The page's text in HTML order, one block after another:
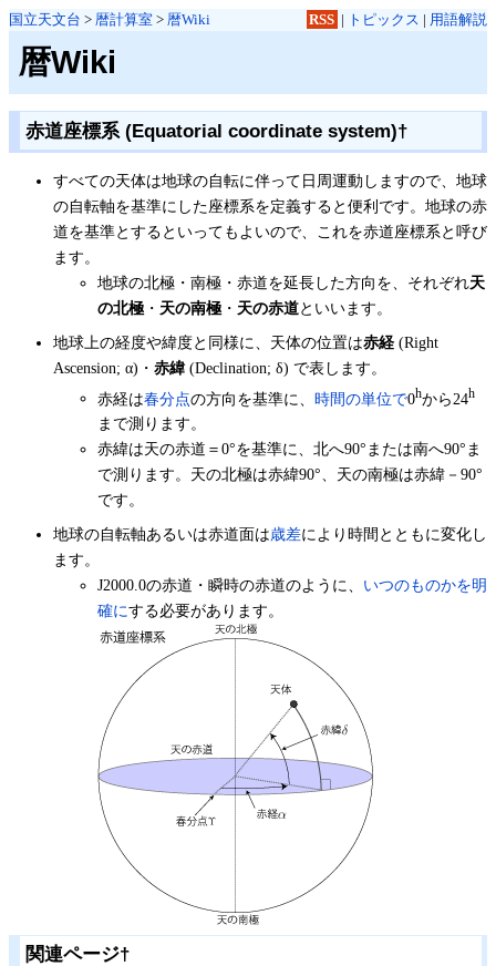
国立天文台 > 暦計算室 > 暦Wiki RSS | トピックス | 用語解説
暦Wiki
赤道座標系 (Equatorial coordinate system)†
すべての天体は地球の自転に伴って日周運動しますので、地球
の自転軸を基準にした座標系を定義すると便利です。地球の赤
道を基準とするといってもよいので、これを赤道座標系と呼び
ます。
地球の北極・南極・赤道を延長した方向を、それぞれ天
の北極 ・ 天の南極 ・ 天の赤道といいます。
地球上の経度や緯度と同様に、天体の位置は赤経(Right
Ascension; α)・ 赤緯(Declination; δ) で表します。
赤経は春分点の方向を基準に、 時間の単位で0hから24h
まで測ります。
赤緯は天の赤道＝0°を基準に、北へ90°または南へ90°ま
で測ります。天の北極は赤緯90°、天の南極は赤緯－90°
です。
地球の自転軸あるいは赤道面は歳差により時間とともに変化し
ます。
J2000.0の赤道・瞬時の赤道のように、 いつのものかを明
確にする必要があります。
関連ページ†